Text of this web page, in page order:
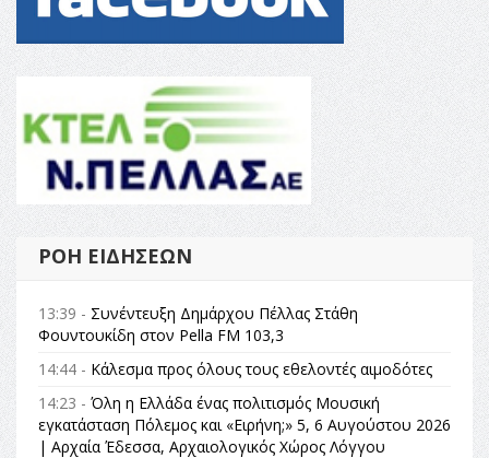
ΡΟΉ ΕΙΔΉΣΕΩΝ
13:39 - Συνέντευξη Δημάρχου Πέλλας Στάθη
Φουντουκίδη στον Pella FM 103,3
14:44 - Κάλεσμα προς όλους τους εθελοντές αιμοδότες
14:23 - Όλη η Ελλάδα ένας πολιτισμός Μουσική
εγκατάσταση Πόλεμος και «Ειρήνη;» 5, 6 Αυγούστου 2026
| Αρχαία Έδεσσα, Αρχαιολογικός Χώρος Λόγγου